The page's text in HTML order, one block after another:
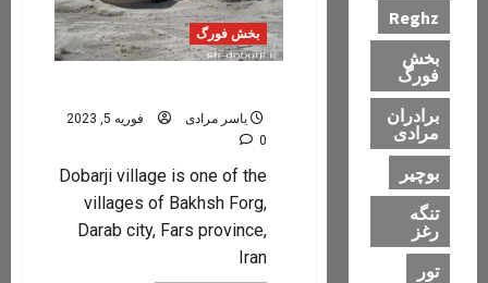
بخش فورگ
یاسر مرادی
فوریه 5, 2023
0
Dobarji village is one of the
villages of Bakhsh Forg,
Darab city, Fars province,
Iran
Reghz
بخش
فورگ
برادران
مرادی
بوچیر
تنگه
رغز
تور